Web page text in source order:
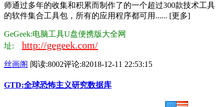
师通过多年的收集和积累而制作了的一个超过300款技术工具
的软件集合工具包，所有的应用程序都可用...... [更多]
GeGeek:电脑工具U盘便携版大全网
址: http://gegeek.com/
丝画阁 阅读:8002评论:82018-12-11 22:53:15
GTD:全球恐怖主义研究数据库